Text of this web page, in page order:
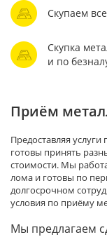
Скупаем
Скупка
и по
Приём
Предоставляя
готовы принять
стоимости. Мы
лома и готовы по
долгосрочном
условия по приёму
Мы предлагаем